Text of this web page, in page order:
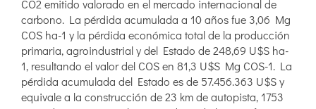
CO2 emitido valorado en el mercado internacional de
carbono. La pérdida acumulada a 10 años fue 3,06 Mg
COS ha-1 y la pérdida económica total de la producción
primaria, agroindustrial y del Estado de 248,69 U$S ha-
1, resultando el valor del COS en 81,3 U$S Mg COS-1. La
pérdida acumulada del Estado es de 57.456.363 U$S y
equivale a la construcción de 23 km de autopista, 1753